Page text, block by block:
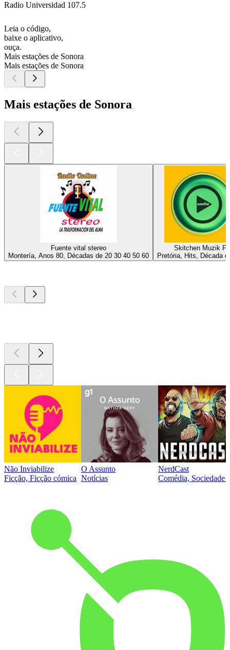
Radio Universidad 107.5
Leia o código,
baixe o aplicativo,
ouça.
Mais estações de Sonora
Mais estações de Sonora
Mais estações de Sonora
Fuente vital stereo
Montería, Anos 80, Décadas de 20 30 40 50 60
Skitchen Muzik
Pretória, Hits, Década
Não Inviabilize
Ficção, Ficção cómica
O Assunto
Notícias
NerdCast
Comédia, Sociedade